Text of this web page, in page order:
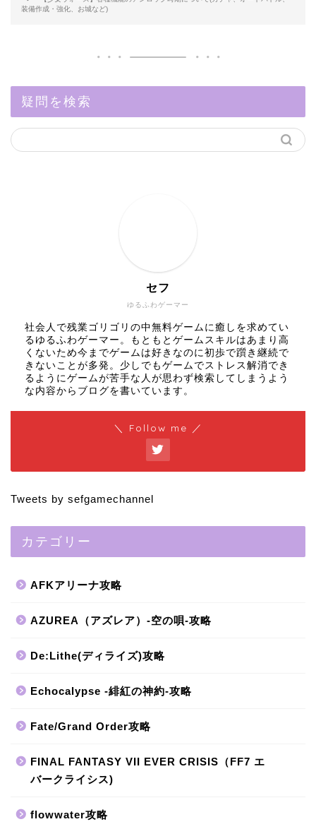
装備作成・強化、お城など)
疑問を検索
ゆるふわゲーマー
セフ
社会人で残業ゴリゴリの中無料ゲームに癒しを求めてい
るゆるふわゲーマー。もともとゲームスキルはあまり高
くないため今までゲームは好きなのに初歩で躓き継続で
きないことが多発。少しでもゲームでストレス解消でき
るようにゲームが苦手な人が思わず検索してしまうよう
な内容からブログを書いています。
＼ Follow me ／
Tweets by sefgamechannel
カテゴリー
AFKアリーナ攻略
AZUREA（アズレア）-空の唄-攻略
De:Lithe(ディライズ)攻略
Echocalypse -緋紅の神約-攻略
Fate/Grand Order攻略
FINAL FANTASY VII EVER CRISIS（FF7 エ
バークライシス)
flowwater攻略